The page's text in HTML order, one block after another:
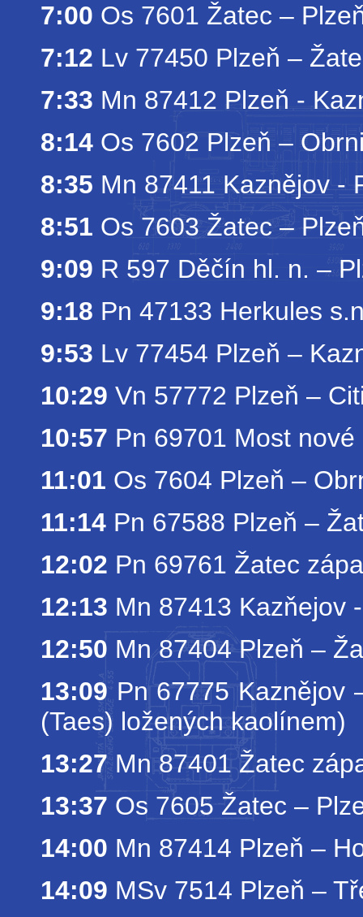
7:00 Os 7601 Žatec –
7:12 Lv 77450 Plzeň –
7:33 Mn 87412 Plzeň -
8:14 Os 7602 Plzeň –
8:35 Mn 87411 Kaznějov -
8:51 Os 7603 Žatec –
9:09 R 597 Děčín hl. n. –
9:18 Pn 47133 Herkules
9:53 Lv 77454 Plzeň –
10:29 Vn 57772 Plzeň –
10:57 Pn 69701 Most
11:01 Os 7604 Plzeň –
11:14 Pn 67588 Plzeň –
12:02 Pn 69761 Žatec
12:13 Mn 87413 Kazňejov
12:50 Mn 87404 Plzeň –
13:09 Pn 67775 Kaznějov
(Taes) ložených kaolínem)
13:27 Mn 87401 Žatec
13:37 Os 7605 Žatec –
14:00 Mn 87414 Plzeň –
14:09 MSv 7514 Plzeň –